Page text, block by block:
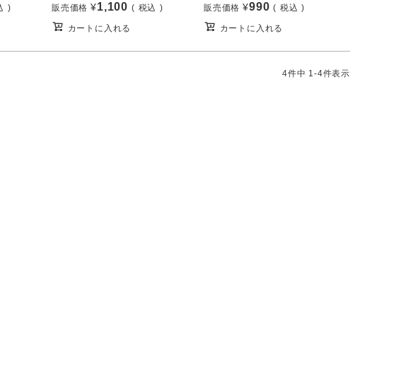
販売価格 ¥1,100 税込
カートに入れる
販売価格 ¥990 税込
カートに入れる
4件中 1 -4件表示